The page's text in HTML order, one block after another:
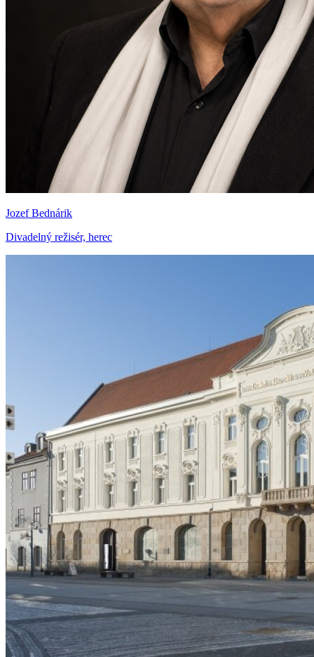
Jozef Bednárik
Divadelný režisér, herec